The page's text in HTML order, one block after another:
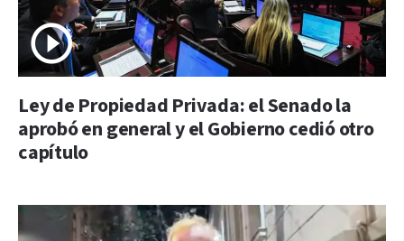
Ley de Propiedad Privada: el Senado la
aprobó en general y el Gobierno cedió otro
capítulo